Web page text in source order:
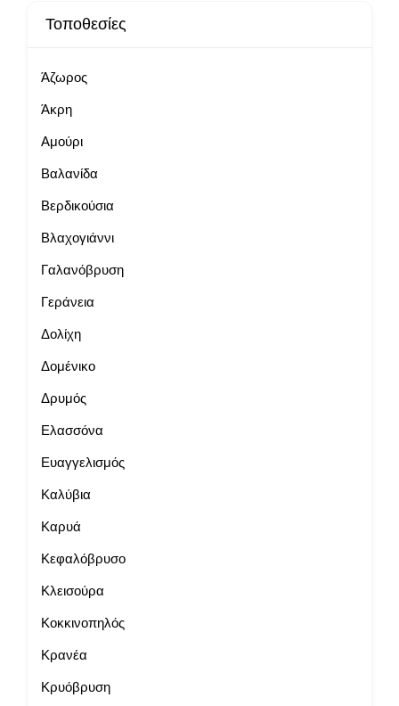
Τοποθεσίες
Άζωρος
Άκρη
Αμούρι
Βαλανίδα
Βερδικούσια
Βλαχογιάννι
Γαλανόβρυση
Γεράνεια
Δολίχη
Δομένικο
Δρυμός
Ελασσόνα
Ευαγγελισμός
Καλύβια
Καρυά
Κεφαλόβρυσο
Κλεισούρα
Κοκκινοπηλός
Κρανέα
Κρυόβρυση